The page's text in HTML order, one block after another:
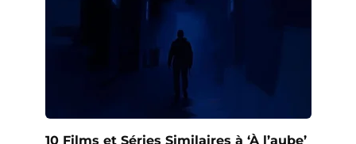
10 Films et Séries Similaires à ‘À l’aube’